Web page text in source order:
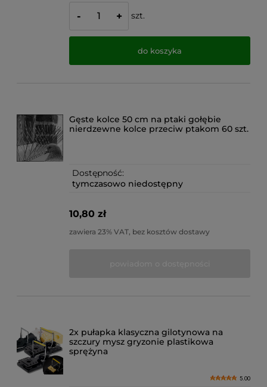
- + szt.
do koszyka
Gęste kolce 50 cm na ptaki gołębie
nierdzewne kolce przeciw ptakom 60 szt.
Dostępność:
tymczasowo niedostępny
10,80 zł
zawiera 23% VAT, bez kosztów dostawy
2x pułapka klasyczna gilotynowa na
szczury mysz gryzonie plastikowa
sprężyna
5.00